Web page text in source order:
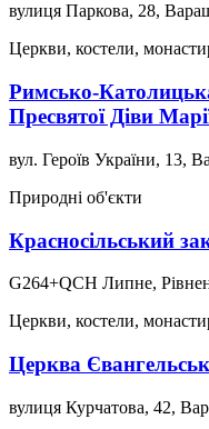
вулиця Паркова, 28,
Церкви, костели,
Римсько-
Пресвятої Діви
вул. Героїв України, 13,
Природні об'єкти
Красносільський
G264+QCH Липне,
Церкви, костели,
Церква
вулиця Курчатова, 42,